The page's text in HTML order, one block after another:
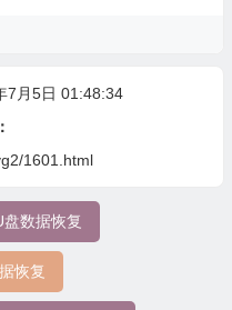
7月5日 01:48:34
1601.html
盘数据恢复
恢复